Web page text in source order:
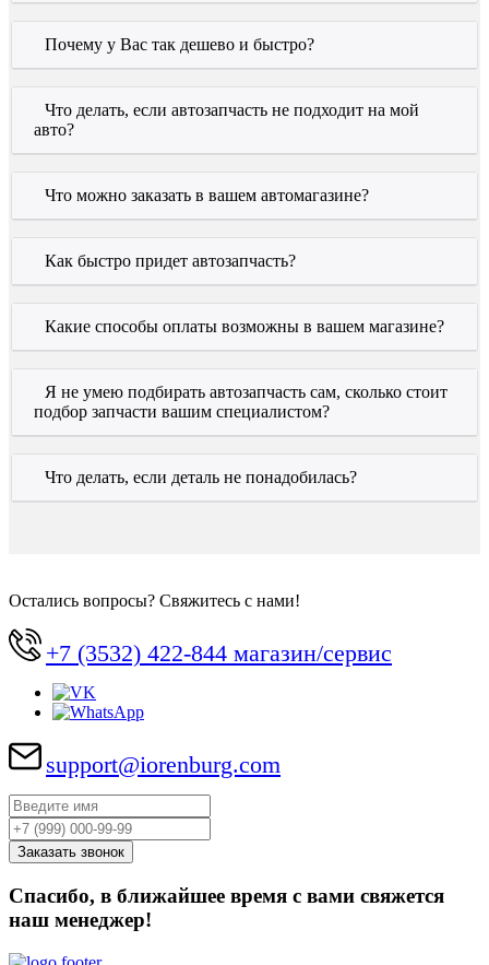
Почему у Вас так дешево и быстро?
Что делать, если автозапчасть не подходит на мой
авто?
Что можно заказать в вашем автомагазине?
Как быстро придет автозапчасть?
Какие способы оплаты возможны в вашем магазине?
Я не умею подбирать автозапчасть сам, сколько стоит
подбор запчасти вашим специалистом?
Что делать, если деталь не понадобилась?
Остались вопросы? Свяжитесь с нами!
+7 (3532) 422-844 магазин/сервис
support@iorenburg.com
Спасибо, в ближайшее время с вами свяжется
наш менеджер!